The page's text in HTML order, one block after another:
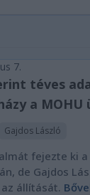
7.
téves
a MOHU
Gajdos László
fejezte ki
de Gajdos
állítását.